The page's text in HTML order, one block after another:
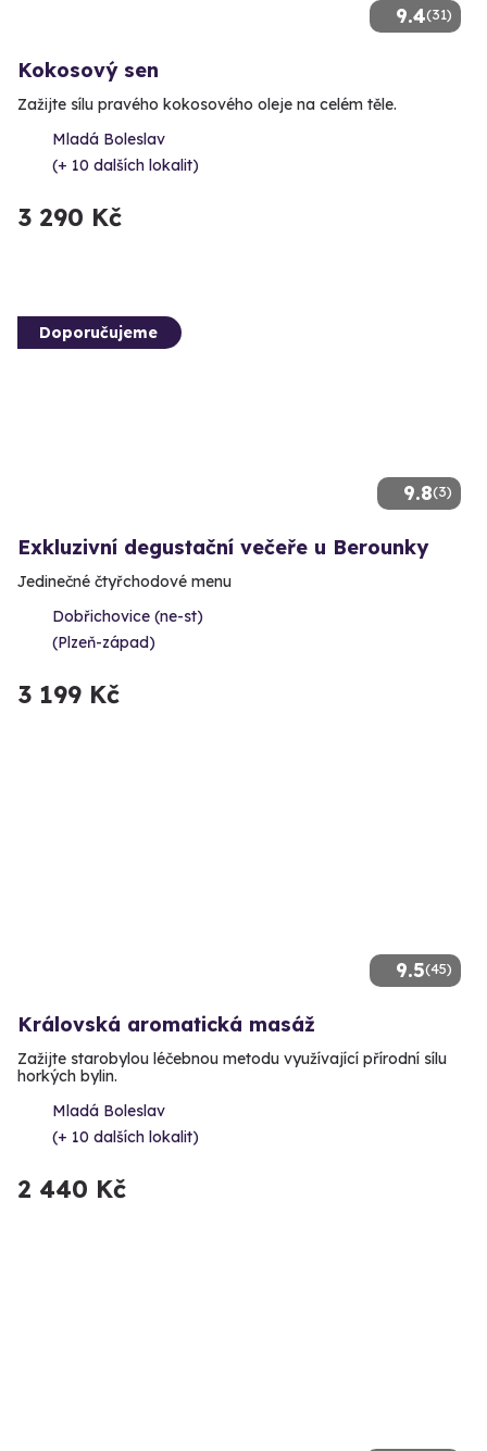
9.4(31)
Kokosový sen
Zažijte sílu pravého kokosového oleje na celém těle.
Mladá Boleslav
(+ 10 dalších lokalit)
3 290 Kč
9.8(3)
Doporučujeme
Exkluzivní degustační večeře u Berounky
Jedinečné čtyřchodové menu
Dobřichovice (ne-st)
(Plzeň-západ)
3 199 Kč
9.5(45)
Královská aromatická masáž
Zažijte starobylou léčebnou metodu využívající přírodní sílu
horkých bylin.
Mladá Boleslav
(+ 10 dalších lokalit)
2 440 Kč